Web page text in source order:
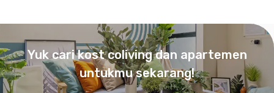
Yuk cari kost coliving dan apartemen
untukmu sekarang!